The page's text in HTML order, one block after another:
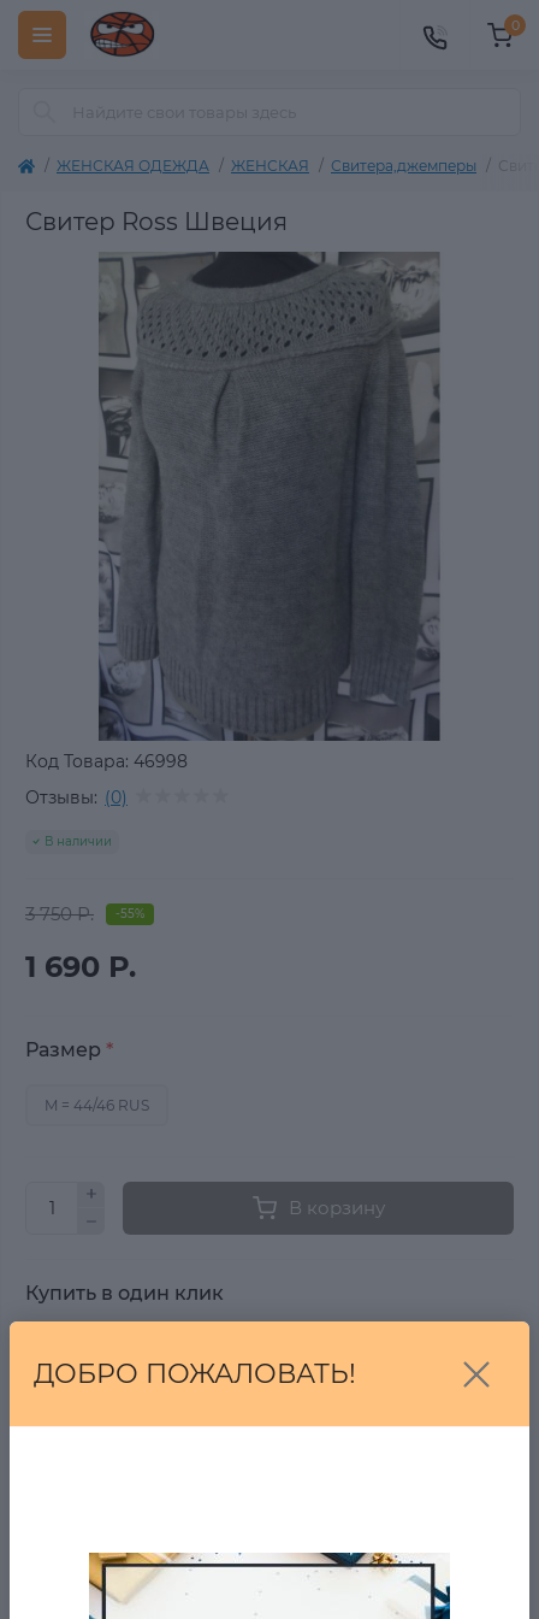
0
ЖЕНСКАЯ ОДЕЖДА ЖЕНСКАЯ Свитера,джемперы
Свитер Ross Швеция
Код Товара: 46998
Отзывы: (0)
В наличии
3 750 Р. -55%
1 690 Р.
Размер *
M = 44/46 RUS
В корзину
Купить в один клик
БЕСПЛАТНАЯ ДОСТАВКА ОТ 2001 РУБ.
ДОБРО ПОЖАЛОВАТЬ!